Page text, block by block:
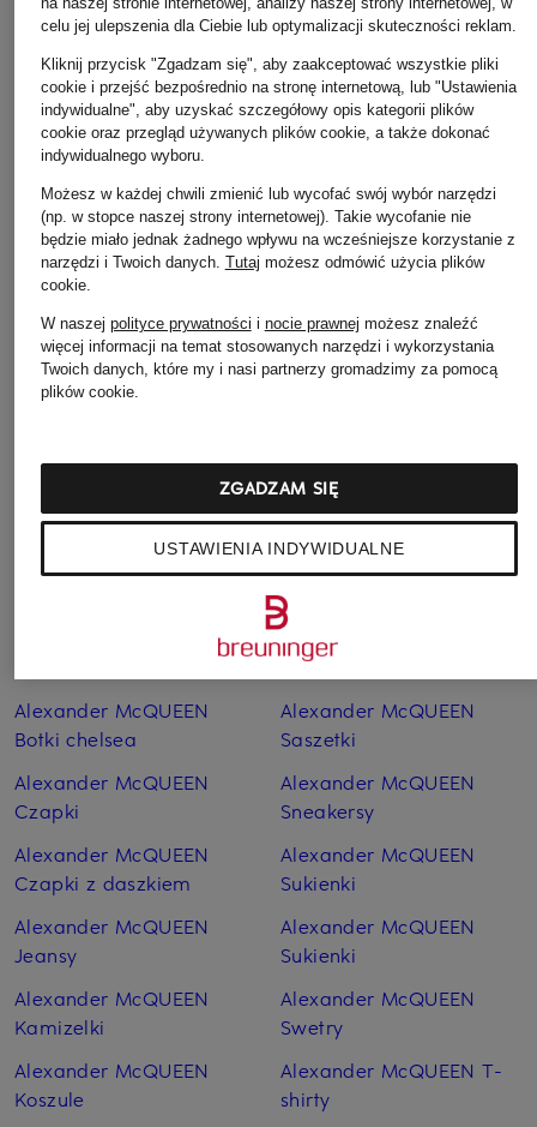
Christian Louboutin
Sneakersy
3 415 zł
TOM FORD
Sneakersy
3 770 zł
Bluzki
Alexander McQUEEN
Botki chelsea
Alexander McQUEEN
Czapki
Alexander McQUEEN
Czapki z daszkiem
Alexander McQUEEN
Jeansy
Alexander McQUEEN
Kamizelki
Alexander McQUEEN
Koszule
Alexander McQUEEN
Paski
Plecaki
Alexander McQUEEN
Płaszcze
Alexander McQUEEN
Saszetki
Alexander McQUEEN
Sneakersy
Alexander McQUEEN
Sukienki
Alexander McQUEEN
Sukienki
Alexander McQUEEN
Swetry
Alexander McQUEEN T-
shirty
celu jej ulepszenia dla Ciebie lub optymalizacji skuteczności reklam.
Kliknij przycisk "Zgadzam się", aby zaakceptować wszystkie pliki
cookie i przejść bezpośrednio na stronę internetową, lub "Ustawienia
indywidualne", aby uzyskać szczegółowy opis kategorii plików
cookie oraz przegląd używanych plików cookie, a także dokonać
indywidualnego wyboru.
Możesz w każdej chwili zmienić lub wycofać swój wybór narzędzi
(np. w stopce naszej strony internetowej). Takie wycofanie nie
będzie miało jednak żadnego wpływu na wcześniejsze korzystanie z
narzędzi i Twoich danych. Tutaj możesz odmówić użycia plików
cookie.
W naszej polityce prywatności i nocie prawnej możesz znaleźć
więcej informacji na temat stosowanych narzędzi i wykorzystania
Twoich danych, które my i nasi partnerzy gromadzimy za pomocą
plików cookie.
USTAWIENIA INDYWIDUALNE
ZGADZAM SIĘ